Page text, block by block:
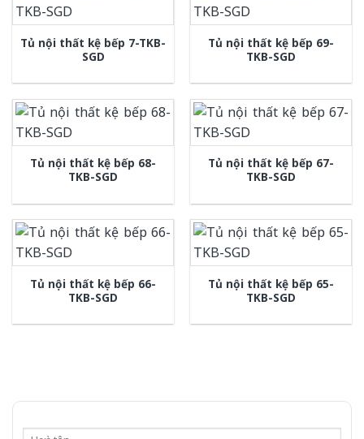
Tủ nội thất kệ bếp 7-TKB-
SGD
Tủ nội thất kệ bếp 69-
TKB-SGD
Tủ nội thất kệ bếp 68-
TKB-SGD
Tủ nội thất kệ bếp 67-
TKB-SGD
Tủ nội thất kệ bếp 66-
TKB-SGD
Tủ nội thất kệ bếp 65-
TKB-SGD